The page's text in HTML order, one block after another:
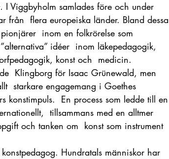
I Viggbyholm samlades före och under
från flera europeiska länder. Bland dessa
inom en folkrörelse som
idéer inom läkepedagogik,
konst och medicin.
Klingborg för Isaac Grünewald, men
starkare engagemang i Goethes
konstimpuls. En process som ledde till en
tillsammans med en alltmer
och tanken om konst som instrument
Hundratals människor har